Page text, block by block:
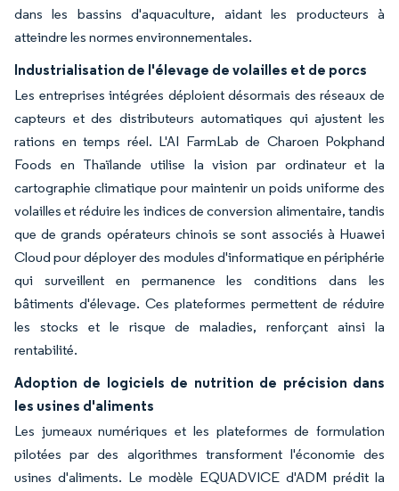
dans les bassins d'aquaculture, aidant les producteurs à
atteindre les normes environnementales.
Industrialisation de l'élevage de volailles et de porcs
Les entreprises intégrées déploient désormais des réseaux de
capteurs et des distributeurs automatiques qui ajustent les
rations en temps réel. L'AI FarmLab de Charoen Pokphand
Foods en Thaïlande utilise la vision par ordinateur et la
cartographie climatique pour maintenir un poids uniforme des
volailles et réduire les indices de conversion alimentaire, tandis
que de grands opérateurs chinois se sont associés à Huawei
Cloud pour déployer des modules d'informatique en périphérie
qui surveillent en permanence les conditions dans les
bâtiments d'élevage. Ces plateformes permettent de réduire
les stocks et le risque de maladies, renforçant ainsi la
rentabilité.
Adoption de logiciels de nutrition de précision dans
les usines d'aliments
Les jumeaux numériques et les plateformes de formulation
pilotées par des algorithmes transforment l'économie des
usines d'aliments. Le modèle EQUADVICE d'ADM prédit la